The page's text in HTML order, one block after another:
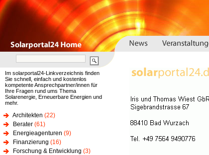
Im solarportal24-Linkverzeichnis finden
Sie schnell, einfach und kostenlos
kompetente Ansprechpartner/innen für
Ihre Fragen rund ums Thema
Solarenergie, Erneuerbare Energien und
mehr.
Architekten (22)
Berater (61)
Energieagenturen (9)
Finanzierung (16)
Forschung & Entwicklung (3)